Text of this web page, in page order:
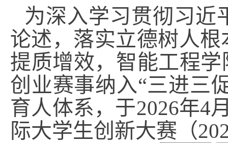
为深入学习贯彻习近
论述，落实立德树人
提质增效，智能工程
创业赛事纳入“三进三
育人体系，于2026年4
际大学生创新大赛（